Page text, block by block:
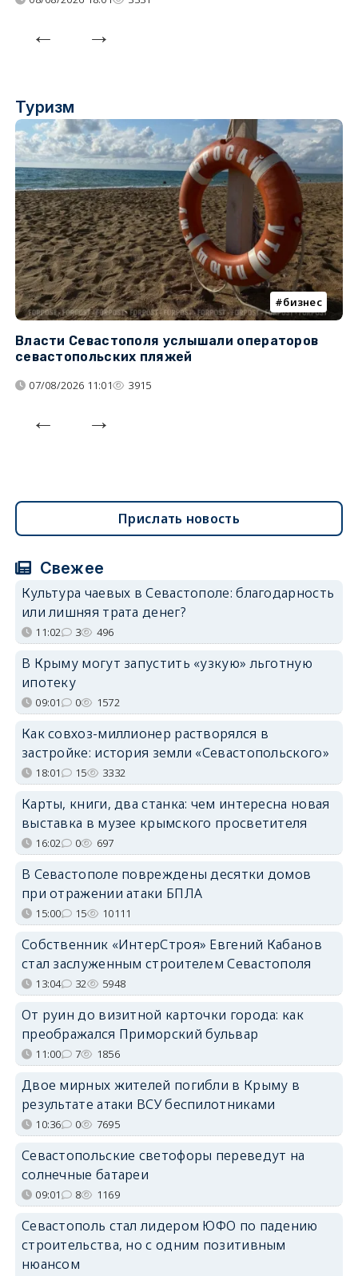
Туризм
бизнес
Власти Севастополя услышали операторов
севастопольских пляжей
07/08/2026 11:01 3915
Прислать новость
Свежее
Культура чаевых в Севастополе: благодарность
или лишняя трата денег?
11:02 3 496
В Крыму могут запустить «узкую» льготную
ипотеку
09:01 0 1572
Как совхоз-миллионер растворялся в
застройке: история земли «Севастопольского»
18:01 15 3332
Карты, книги, два станка: чем интересна новая
выставка в музее крымского просветителя
16:02 0 697
В Севастополе повреждены десятки домов
при отражении атаки БПЛА
15:00 15 10111
Собственник «ИнтерСтроя» Евгений Кабанов
стал заслуженным строителем Севастополя
13:04 32 5948
От руин до визитной карточки города: как
преображался Приморский бульвар
11:00 7 1856
Двое мирных жителей погибли в Крыму в
результате атаки ВСУ беспилотниками
10:36 0 7695
Севастопольские светофоры переведут на
солнечные батареи
09:01 8 1169
Севастополь стал лидером ЮФО по падению
строительства, но с одним позитивным
нюансом